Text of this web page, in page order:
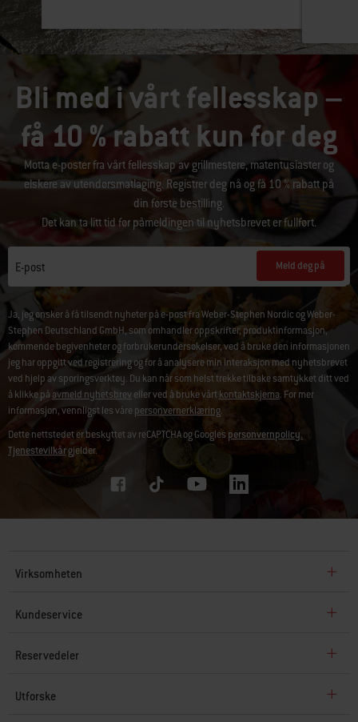
Bli med i vårt fellesskap –
få 10 % rabatt kun for deg
Motta e-poster fra vårt fellesskap av grillmestere, matentusiaster og
elskere av utendørsmatlaging. Registrer deg nå og få 10 % rabatt på
din første bestilling.
Det kan ta litt tid før påmeldingen til nyhetsbrevet er fullført.
E-post Meld deg på
Ja, jeg ønsker å få tilsendt nyheter på e-post fra Weber-Stephen Nordic og Weber-
Stephen Deutschland GmbH, som omhandler oppskrifter, produktinformasjon,
kommende begivenheter og forbrukerundersøkelser, ved å bruke den informasjonen
jeg har oppgitt ved registrering og for å analysere min interaksjon med nyhetsbrevet
ved hjelp av sporingsverktøy. Du kan når som helst trekke tilbake samtykket ditt ved
å klikke påavmeld nyhetsbreveller ved å bruke vårtkontaktskjema. For mer
informasjon, vennligst les vårepersonvernerklæring.
Dette nettstedet er beskyttet av reCAPTCHA og Googlespersonvernpolicy.
Tjenestevilkårgjelder.
Virksomheten
Kundeservice
Reservedeler
Utforske